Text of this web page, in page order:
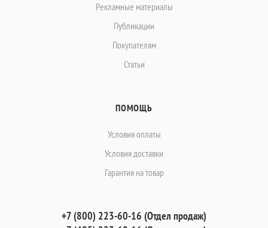
Рекламные материалы
Публикации
Покупателям
Статьи
ПОМОЩЬ
Условия оплаты
Условия доставки
Гарантия на товар
+7 (800) 223-60-16 (Отдел продаж)